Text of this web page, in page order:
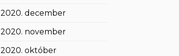
2020. december
2020. november
2020. október